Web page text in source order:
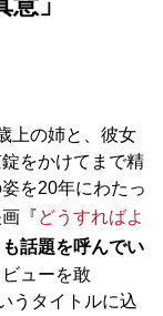
上の姉と、彼女
をかけてまで精
を20年にわたっ
『どうすればよ
話題を呼んでい
ューを敢
うタイトルに込